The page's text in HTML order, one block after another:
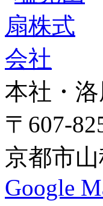
本社・
〒607-
京都市
Google